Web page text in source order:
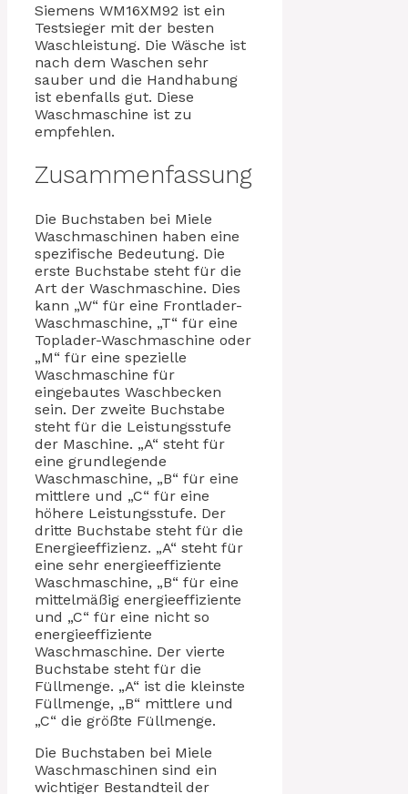
Siemens WM16XM92 ist ein
Testsieger mit der besten
Waschleistung. Die Wäsche ist
nach dem Waschen sehr
sauber und die Handhabung
ist ebenfalls gut. Diese
Waschmaschine ist zu
empfehlen.
Zusammenfassung
Die Buchstaben bei Miele
Waschmaschinen haben eine
spezifische Bedeutung. Die
erste Buchstabe steht für die
Art der Waschmaschine. Dies
kann „W“ für eine Frontlader-
Waschmaschine, „T“ für eine
Toplader-Waschmaschine oder
„M“ für eine spezielle
Waschmaschine für
eingebautes Waschbecken
sein. Der zweite Buchstabe
steht für die Leistungsstufe
der Maschine. „A“ steht für
eine grundlegende
Waschmaschine, „B“ für eine
mittlere und „C“ für eine
höhere Leistungsstufe. Der
dritte Buchstabe steht für die
Energieeffizienz. „A“ steht für
eine sehr energieeffiziente
Waschmaschine, „B“ für eine
mittelmäßig energieeffiziente
und „C“ für eine nicht so
energieeffiziente
Waschmaschine. Der vierte
Buchstabe steht für die
Füllmenge. „A“ ist die kleinste
Füllmenge, „B“ mittlere und
„C“ die größte Füllmenge.
Die Buchstaben bei Miele
Waschmaschinen sind ein
wichtiger Bestandteil der